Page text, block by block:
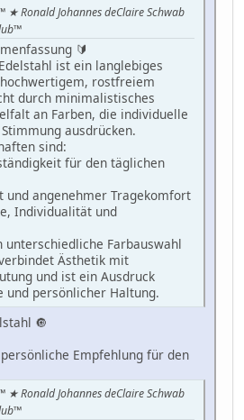
Ronald Johannes deClaire Schwab
🔰
ist ein langlebiges
rostfreiem
durch minimalistisches
an Farben, die individuelle
ausdrücken.
sind:
für den täglichen
und angenehmer Tragekomfort
Individualität und
Farbauswahl
Ästhetik mit
und ist ein Ausdruck
und persönlicher Haltung.
🔘
Empfehlung für den
Ronald Johannes deClaire Schwab